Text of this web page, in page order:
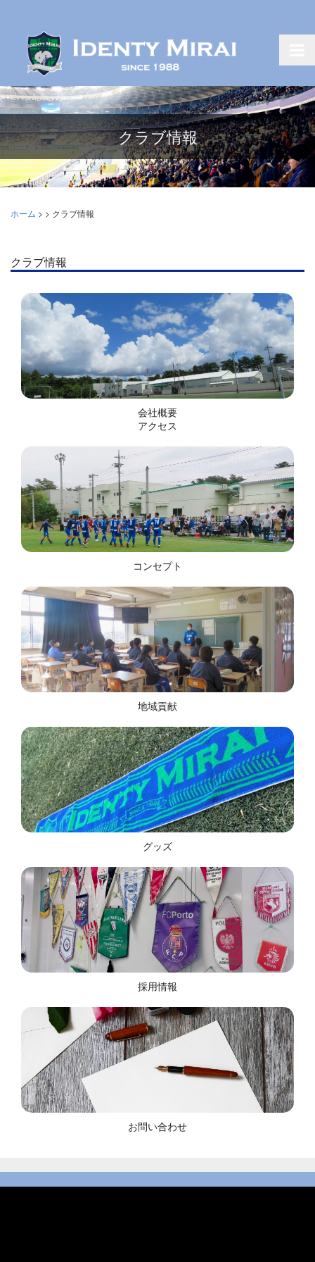
クラブ情報
ホーム > > クラブ情報
クラブ情報
会社概要
アクセス
コンセプト
地域貢献
グッズ
採用情報
お問い合わせ